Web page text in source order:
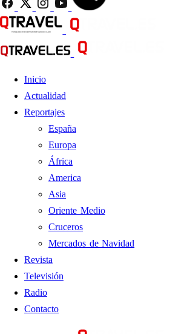
Inicio
Actualidad
Reportajes
España
Europa
África
America
Asia
Oriente Medio
Cruceros
Mercados de Navidad
Revista
Televisión
Radio
Contacto